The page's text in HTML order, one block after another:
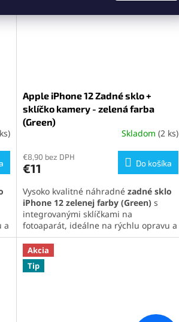
a
Apple iPhone 12 Zadné sklo +
sklíčko kamery - zelená farba
(Green)
Skladom (2 ks)
€8,90 bez DPH
€11 Do košíka
Vysoko kvalitné náhradné zadné sklo
iPhone 12 zelenej farby (Green) s
integrovanými sklíčkami na
fotoaparát, ideálne na rýchlu opravu a
obnovenie pôvodného vzhľadu
telefónu. Perfektná kompatibilita a
jednoduchá inštalácia pre maximálnu
spokojnosť.
Akcia
Tip